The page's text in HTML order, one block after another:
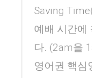
Saving
예배 시간에
다. (2am을
영어권 핵심